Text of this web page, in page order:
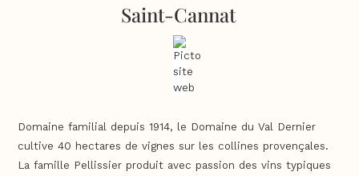
Saint-Cannat
Domaine familial depuis 1914, le Domaine du Val Dernier
cultive 40 hectares de vignes sur les collines provençales.
La famille Pellissier produit avec passion des vins typiques